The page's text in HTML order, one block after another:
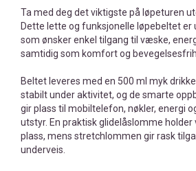
Ta med deg det viktigste på løpeturen
Dette lette og funksjonelle løpebeltet er
som ønsker enkel tilgang til væske,
samtidig som komfort og
Beltet leveres med en 500 ml myk
stabilt under aktivitet, og de smarte
gir plass til mobiltelefon, nøkler, energi
utstyr. En praktisk glidelåslomme
plass, mens stretchlommen gir rask
underveis.